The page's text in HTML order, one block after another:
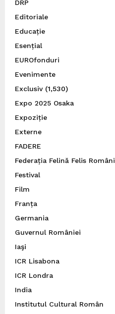
DRP
Editoriale
Educație
Esențial
EUROfonduri
Evenimente
Exclusiv(1,530)
Expo 2025 Osaka
Expoziție
Externe
FADERE
Federația Felină Felis
Festival
Film
Franța
Germania
Guvernul României
Iaşi
ICR Lisabona
ICR Londra
India
Institutul Cultural Român